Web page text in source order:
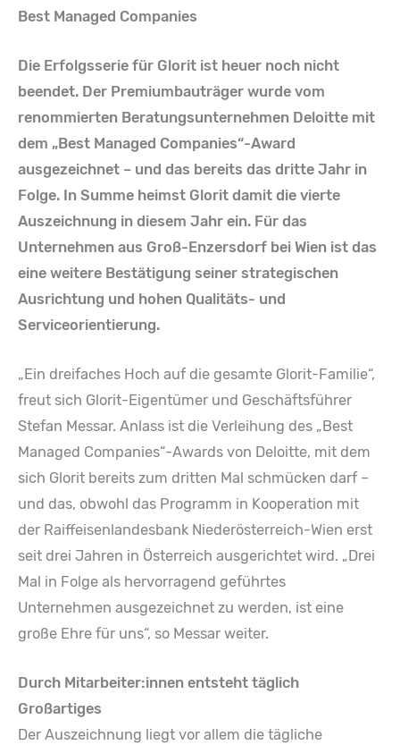
Best Managed Companies
Die Erfolgsserie für Glorit ist heuer noch nicht
beendet. Der Premiumbauträger wurde vom
renommierten Beratungsunternehmen Deloitte mit
dem „Best Managed Companies“-Award
ausgezeichnet – und das bereits das dritte Jahr in
Folge. In Summe heimst Glorit damit die vierte
Auszeichnung in diesem Jahr ein. Für das
Unternehmen aus Groß-Enzersdorf bei Wien ist das
eine weitere Bestätigung seiner strategischen
Ausrichtung und hohen Qualitäts- und
Serviceorientierung.
„Ein dreifaches Hoch auf die gesamte Glorit-Familie“,
freut sich Glorit-Eigentümer und Geschäftsführer
Stefan Messar. Anlass ist die Verleihung des „Best
Managed Companies“-Awards von Deloitte, mit dem
sich Glorit bereits zum dritten Mal schmücken darf –
und das, obwohl das Programm in Kooperation mit
der Raiffeisenlandesbank Niederösterreich-Wien erst
seit drei Jahren in Österreich ausgerichtet wird. „Drei
Mal in Folge als hervorragend geführtes
Unternehmen ausgezeichnet zu werden, ist eine
große Ehre für uns“, so Messar weiter.
Durch Mitarbeiter:innen entsteht täglich
Großartiges
Der Auszeichnung liegt vor allem die tägliche